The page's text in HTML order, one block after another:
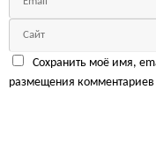
Сохранить моё имя,
размещения